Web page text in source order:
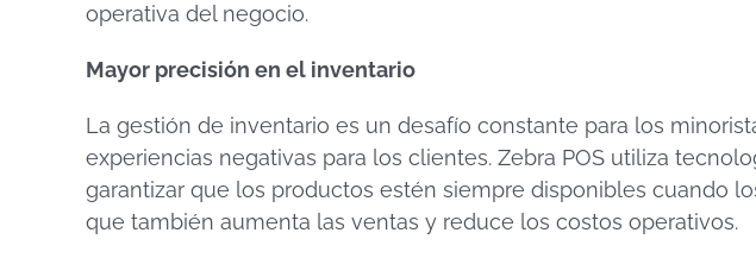
operativa del negocio.
Mayor precisión en el inventario
La gestión de inventario es un desafío constante para los
experiencias negativas para los clientes. Zebra POS utiliza
garantizar que los productos estén siempre disponibles cuando
que también aumenta las ventas y reduce los costos operativos.